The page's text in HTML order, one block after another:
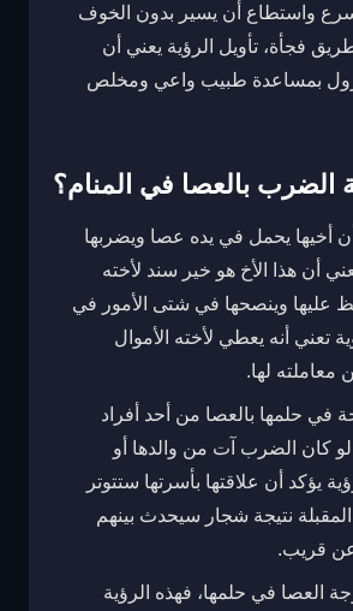
واستطاع أن يسير بدون الخوف
فجأة، تأويل الرؤية يعني أن
بمساعدة طبيب واعي ومخلص
الضرب بالعصا في المنام؟
أخيها يحمل في يده عصا ويضربها
أن هذا الأخ هو خير سند لأخته
عليها وينصحها في شتى الأمور في
تعني أنه يعطي لأخته الأموال
معاملته لها.
في حلمها بالعصا من أحد أفراد
لو كان الضرب آت من والدها أو
يؤكد أن علاقتها بأسرتها ستتوتر
المقبلة نتيجة شجار سيحدث بينهم
عن قريب.
العصا في حلمها، فهذه الرؤية